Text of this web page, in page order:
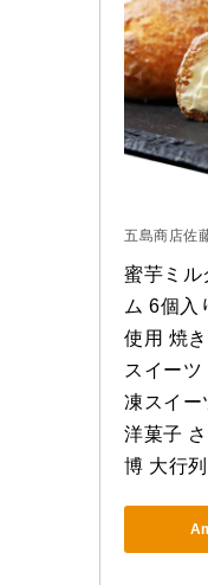
五島商店佐
蜜芋ミル
ム 6個入
使用 焼
スイー
凍スイー
洋菓子
博 大行